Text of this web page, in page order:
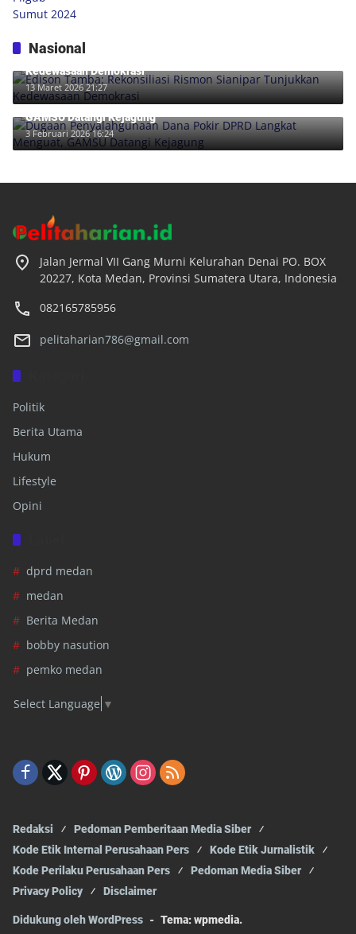
Nasional
Edison Tamba: Rekonsiliasi Rismon Sianipar Tunjukkan
Kedewasaan Demokrasi
13 Maret 2026 21:27
Dugaan Penyalahgunaan Dana Pokir DPRD Langkat Menguat,
GAMSU Datangi Kejagung
3 Februari 2026 16:24
Jalan Jermal VII Gang Murni Kelurahan Denai PO. BOX
20227, Kota Medan, Provinsi Sumatera Utara, Indonesia
082165785956
pelitaharian786@gmail.com
Politik
Berita Utama
Hukum
Lifestyle
Opini
dprd medan
medan
Berita Medan
bobby nasution
pemko medan
Select Language ▼
Redaksi
Pedoman Pemberitaan Media Siber
Kode Etik Internal Perusahaan Pers
Kode Etik Jurnalistik
Kode Perilaku Perusahaan Pers
Pedoman Media Siber
Privacy Policy
Disclaimer
Didukung oleh WordPress - Tema: wpmedia.